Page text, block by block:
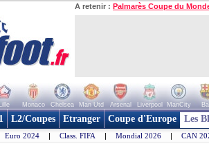
A retenir : Palmarès Coupe du
Lille Monaco Chelsea Man Utd Arsenal Liverpool ManCity
L2/Coupes Etranger Coupe d'Europe Les
Euro 2024 | Class. FIFA | Mondial 2026 | CAN